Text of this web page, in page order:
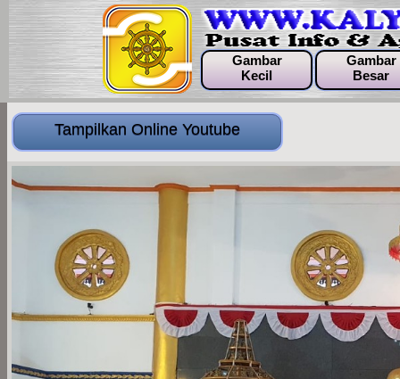
Gambar
Kecil
Gambar
Besar
Tampilkan Online Youtube